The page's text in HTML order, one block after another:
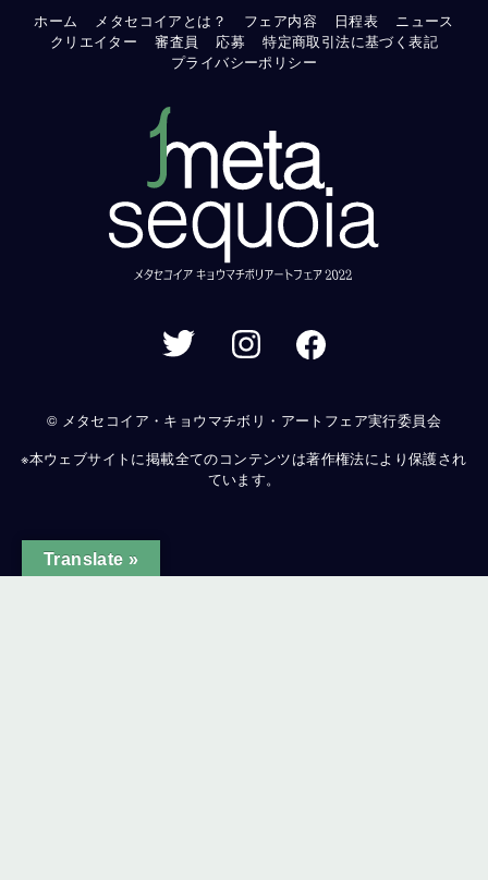
ホーム メタセコイアとは？ フェア内容 日程表
ニュース
クリエイター
審査員 応募
特定商取引法に基づく表記
プライバシーポリシー
© メタセコイア・キョウマチボリ・アートフェア実行委員会
※本ウェブサイトに掲載全てのコンテンツは著作権法により保護され
ています。
Translate »